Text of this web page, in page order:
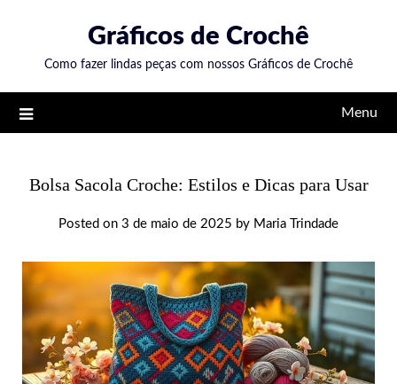
content
Gráficos de Crochê
Como fazer lindas peças com nossos Gráficos de Crochê
Menu
Bolsa Sacola Croche: Estilos e Dicas para Usar
Posted on 3 de maio de 2025 by Maria Trindade